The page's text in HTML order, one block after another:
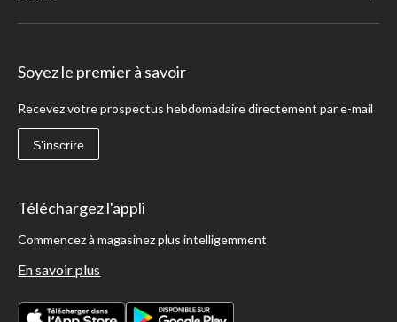
Soyez le premier à savoir
Recevez votre prospectus hebdomadaire directement par e-mail
S'inscrire
Téléchargez l'appli
Commencez à magasinez plus intelligemment
En savoir plus